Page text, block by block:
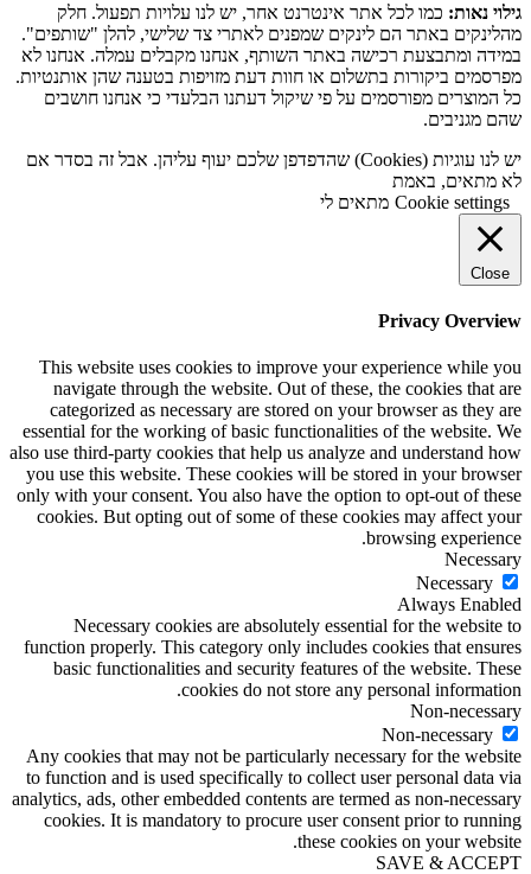
גילוי נאות: כמו לכל אתר אינטרנט אחר, יש לנו עלויות תפעול. חלק
מהלינקים באתר הם לינקים שמפנים לאתרי צד שלישי, להלן "שותפים".
במידה ומתבצעת רכישה באתר השותף, אנחנו מקבלים עמלה. אנחנו לא
מפרסמים ביקורות בתשלום או חוות דעת מזויפות בטענה שהן אותנטיות.
כל המוצרים מפורסמים על פי שיקול דעתנו הבלעדי כי אנחנו חושבים
שהם מגניבים.
יש לנו עוגיות (Cookies) שהדפדפן שלכם יעוף עליהן. אבל זה בסדר אם
לא מתאים, באמת
Cookie settings מתאים לי
Close
Privacy Overview
This website uses cookies to improve your experience while you
navigate through the website. Out of these, the cookies that are
categorized as necessary are stored on your browser as they are
essential for the working of basic functionalities of the website. We
also use third-party cookies that help us analyze and understand how
you use this website. These cookies will be stored in your browser
only with your consent. You also have the option to opt-out of these
cookies. But opting out of some of these cookies may affect your
browsing experience.
Necessary
Necessary
Always Enabled
Necessary cookies are absolutely essential for the website to
function properly. This category only includes cookies that ensures
basic functionalities and security features of the website. These
cookies do not store any personal information.
Non-necessary
Non-necessary
Any cookies that may not be particularly necessary for the website
to function and is used specifically to collect user personal data via
analytics, ads, other embedded contents are termed as non-necessary
cookies. It is mandatory to procure user consent prior to running
these cookies on your website.
SAVE & ACCEPT